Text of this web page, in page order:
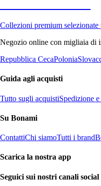
Collezioni premium
Negozio online con migliaia di
Repubblica CecaPolonia
Guida agli acquisti
Tutto sugli acquistiSpedizione e
Su Bonami
ContattiChi siamoTutti i brand
Scarica la nostra app
Seguici sui nostri canali social